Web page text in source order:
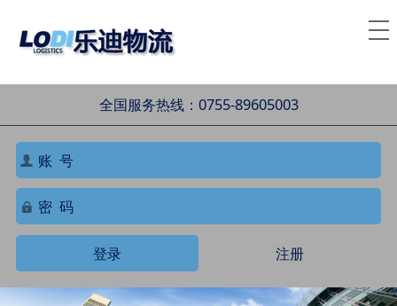
全国服务热线：0755-89605003
登录 注册